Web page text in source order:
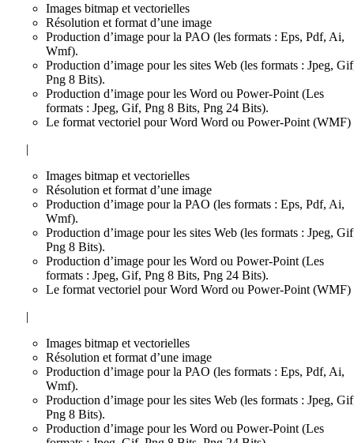
Images bitmap et vectorielles
Résolution et format d’une image
Production d’image pour la PAO (les formats : Eps, Pdf, Ai,
Wmf).
Production d’image pour les sites Web (les formats : Jpeg,
Png 8 Bits).
Production d’image pour les Word ou Power-Point (Les
formats : Jpeg, Gif, Png 8 Bits, Png 24 Bits).
Le format vectoriel pour Word Word ou Power-Point (WMF)
|
Images bitmap et vectorielles
Résolution et format d’une image
Production d’image pour la PAO (les formats : Eps, Pdf, Ai,
Wmf).
Production d’image pour les sites Web (les formats : Jpeg,
Png 8 Bits).
Production d’image pour les Word ou Power-Point (Les
formats : Jpeg, Gif, Png 8 Bits, Png 24 Bits).
Le format vectoriel pour Word Word ou Power-Point (WMF)
|
Images bitmap et vectorielles
Résolution et format d’une image
Production d’image pour la PAO (les formats : Eps, Pdf, Ai,
Wmf).
Production d’image pour les sites Web (les formats : Jpeg,
Png 8 Bits).
Production d’image pour les Word ou Power-Point (Les